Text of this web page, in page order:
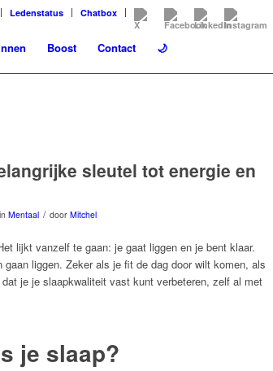
Ledenstatus Chatbox
Boost Contact 🌙
sleutel tot energie en
in Mentaal / door Mitchel
lijkt vanzelf te gaan: je gaat liggen en je bent klaar.
liggen. Zeker als je fit de dag door wilt komen, als
je je slaapkwaliteit vast kunt verbeteren, zelf al met
je slaap?